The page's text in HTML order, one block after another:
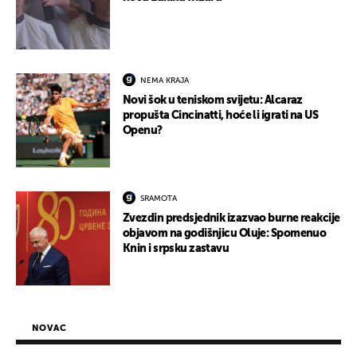
NEMA KRAJA
Novi šok u teniskom svijetu: Alcaraz
propušta Cincinatti, hoće li igrati na US
Openu?
SRAMOTA
Zvezdin predsjednik izazvao burne reakcije
objavom na godišnjicu Oluje: Spomenuo
Knin i srpsku zastavu
NOVAC